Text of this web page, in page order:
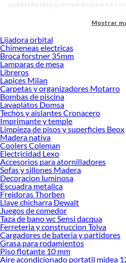
realidad tus ideas y renovar tus espacios,
accesorios de calidad que te ayudarán a
Desde remodelaciones hasta proyectos de
tus ideas realidad. ¡Visítanos y encuentra
Aspiradoras de Tambor!
Explora la variedad de productos de
Herramientas, materiales y accesorios de
renovación de espacios. ¡Visítanos y
ofrecerte!
Encuentra una amplia variedad de productos
Sodimac. Encuentra todo lo necesario para
decoración. ¡Visítanos y haz tus ideas
Mostrar
Lijadora orbital
Chimeneas electricas
Broca forstner 35mm
Lamparas de mesa
Libreros
Lapices Milan
Carpetas y organizadores Motarro
Bombas de piscina
Lavaplatos Domsa
Techos y aislantes Cronacero
Imprimante y temple
Limpieza de pisos y superficies Beox
Madera nativa
Coolers Coleman
Electricidad Lexo
Accesorios para atornilladores
Sofas y sillones Madera
Decoracion luminosa
Escuadra metalica
Freidoras Thorben
Llave chicharra Dewalt
Juegos de comedor
Taza de bano wc Sensi dacqua
Ferreteria y construccion Tolva
Cargadores de bateria y partidores
Grasa para rodamientos
Piso flotante 10 mm
Aire acondicionado portatil midea